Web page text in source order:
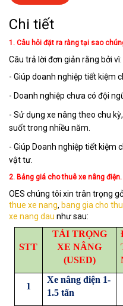
Chi tiết
1. Câu hỏi đặt ra rằng tại sao
Câu trả lời đơn giản rằng bởi vì:
- Giúp doanh nghiệp tiết kiệm
- Doanh nghiệp chưa có đội
- Sử dụng xe nâng theo chu
suốt trong nhiều năm.
- Giúp Doanh nghiệp tiết kiệm
vật tư.
2. Bảng giá cho thuê xe nâng điện.
OES chúng tôi xin trân trọng
thue xe nang, bang gia cho
xe nang dau như sau:
STT
TẢI TRỌNG
XE NÂNG
(USED)
1
Xe nâng điện 1-
1.5 tấn